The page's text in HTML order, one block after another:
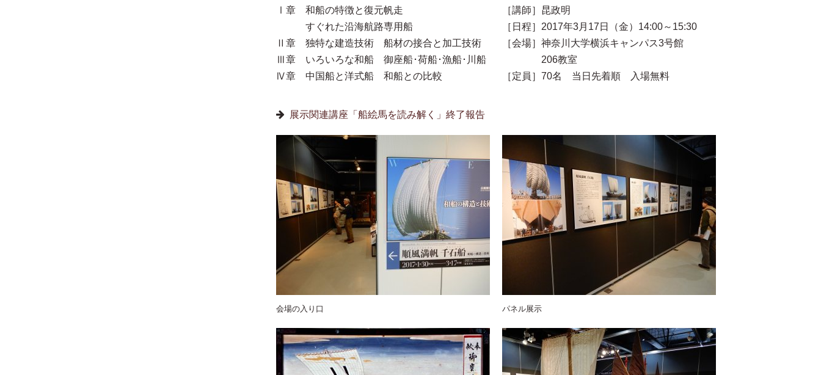
Ⅰ章 和船の特徴と復元帆走
すぐれた沿海航路専用船
Ⅱ章 独特な建造技術 船材の接合と加工技術
Ⅲ章 いろいろな和船 御座船･荷船･漁船･川船
Ⅳ章 中国船と洋式船 和船との比較
［講師］昆政明
［日程］2017年3月17日（金）14:00～15:30
［会場］神奈川大学横浜キャンパス3号館
206教室
［定員］70名 当日先着順 入場無料
展示関連講座「船絵馬を読み解く」終了報告
会場の入り口 パネル展示